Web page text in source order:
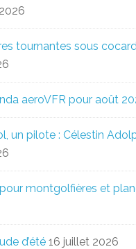
tournantes sous
aeroVFR pour août
un pilote : Célestin
montgolfières et
d’été 16 juillet 2026